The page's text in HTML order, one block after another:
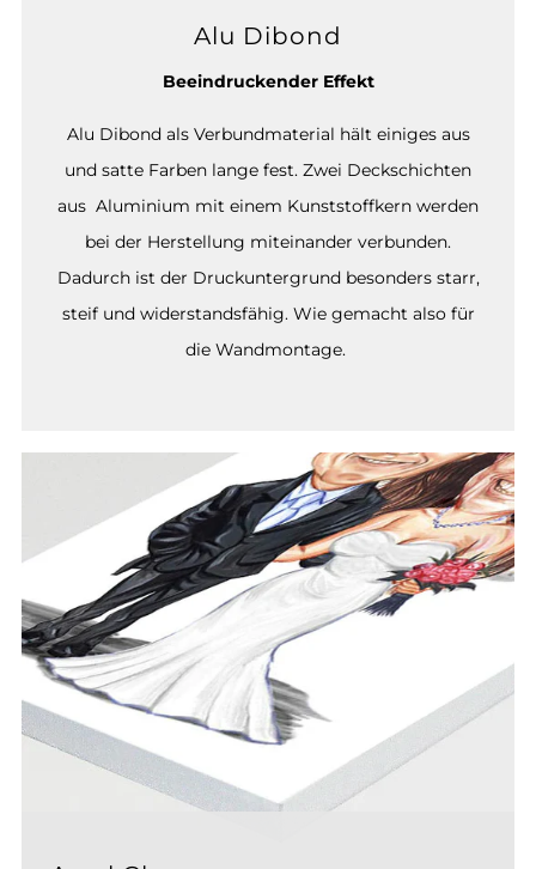
Alu Dibond
Beeindruckender Effekt
Alu Dibond als Verbundmaterial hält einiges aus
und satte Farben lange fest. Zwei Deckschichten
aus Aluminium mit einem Kunststoffkern werden
bei der Herstellung miteinander verbunden.
Dadurch ist der Druckuntergrund besonders starr,
steif und widerstandsfähig. Wie gemacht also für
die Wandmontage.